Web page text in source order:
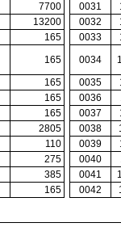
7700 0031
13200 0032
165 0033
165 0034
165 0035
165 0036
165 0037
2805 0038
110 0039
275 0040
385 0041
165 0042